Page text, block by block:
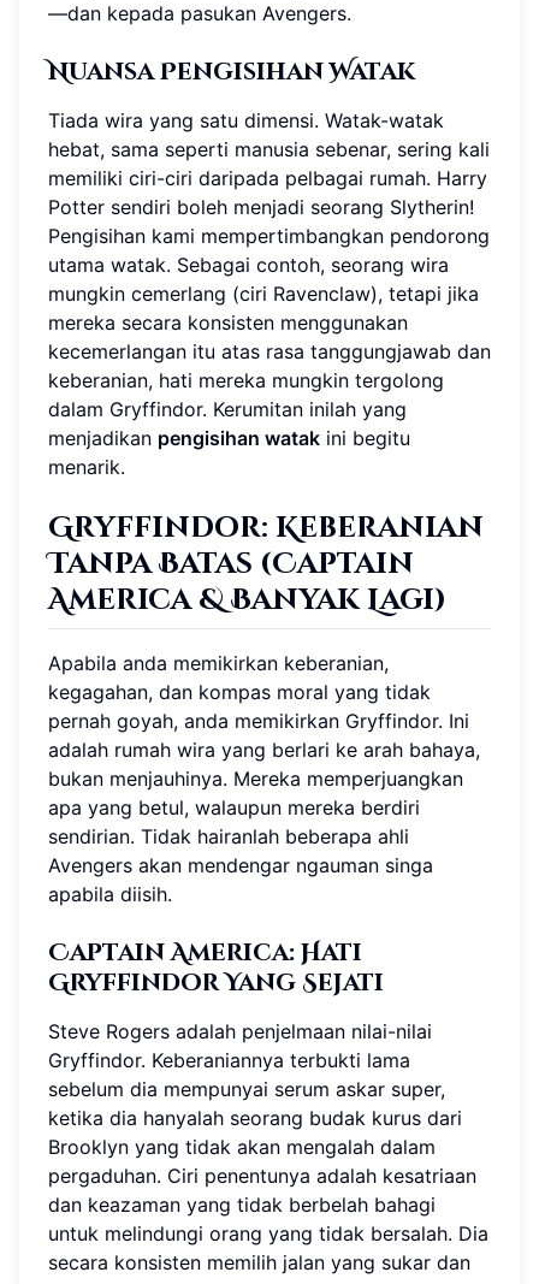
—dan kepada pasukan Avengers.
Nuansa Pengisihan Watak
Tiada wira yang satu dimensi. Watak-watak
hebat, sama seperti manusia sebenar, sering kali
memiliki ciri-ciri daripada pelbagai rumah. Harry
Potter sendiri boleh menjadi seorang Slytherin!
Pengisihan kami mempertimbangkan pendorong
utama watak. Sebagai contoh, seorang wira
mungkin cemerlang (ciri Ravenclaw), tetapi jika
mereka secara konsisten menggunakan
kecemerlangan itu atas rasa tanggungjawab dan
keberanian, hati mereka mungkin tergolong
dalam Gryffindor. Kerumitan inilah yang
menjadikan pengisihan watak ini begitu
menarik.
Gryffindor: Keberanian
Tanpa Batas (Captain
America & Banyak Lagi)
Apabila anda memikirkan keberanian,
kegagahan, dan kompas moral yang tidak
pernah goyah, anda memikirkan Gryffindor. Ini
adalah rumah wira yang berlari ke arah bahaya,
bukan menjauhinya. Mereka memperjuangkan
apa yang betul, walaupun mereka berdiri
sendirian. Tidak hairanlah beberapa ahli
Avengers akan mendengar ngauman singa
apabila diisih.
Captain America: Hati
Gryffindor Yang Sejati
Steve Rogers adalah penjelmaan nilai-nilai
Gryffindor. Keberaniannya terbukti lama
sebelum dia mempunyai serum askar super,
ketika dia hanyalah seorang budak kurus dari
Brooklyn yang tidak akan mengalah dalam
pergaduhan. Ciri penentunya adalah kesatriaan
dan keazaman yang tidak berbelah bahagi
untuk melindungi orang yang tidak bersalah. Dia
secara konsisten memilih jalan yang sukar dan